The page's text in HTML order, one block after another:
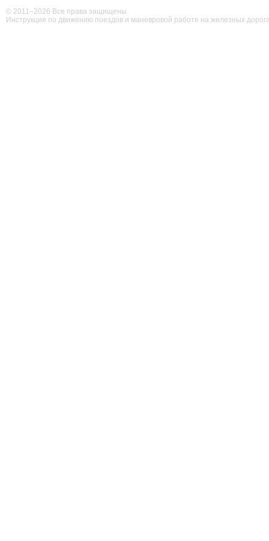
© 2011–2026 Все права защищены
Инструкция по движению поездов и маневровой работе на железных